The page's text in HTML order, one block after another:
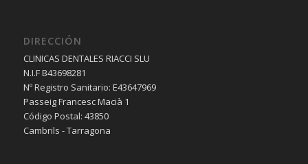
DIRECCIÓN
CLINICAS DENTALES RIACCI SLU
N.I.F B43698281
Nº Registro Sanitario: E43647969
Passeig Francesc Macià 1
Código Postal: 43850
Cambrils - Tarragona